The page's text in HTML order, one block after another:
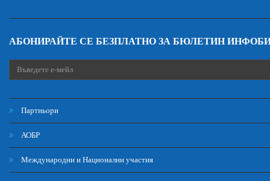
АБОНИРАЙТЕ СЕ БЕЗПЛАТНО ЗА БЮЛЕТИН
Партньори
АОБР
Международни и Национални участия